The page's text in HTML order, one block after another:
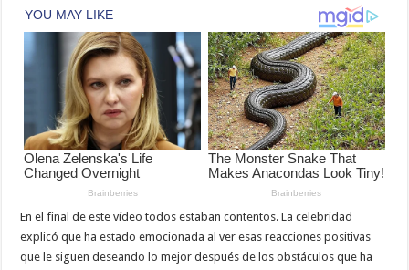
En el final de este vídeo todos estaban contentos. La celebridad
explicó que ha estado emocionada al ver esas reacciones positivas
que le siguen deseando lo mejor después de los obstáculos que ha